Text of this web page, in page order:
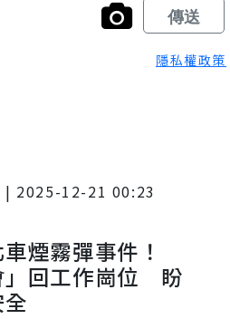
隱私權政策
| 2025-12-21 00:23
煙霧彈事件！
」回工作崗位 盼